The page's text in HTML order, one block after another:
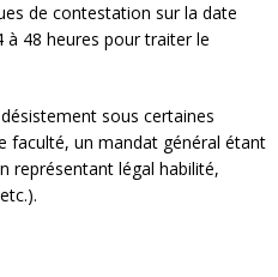
de contestation sur la date
à 48 heures pour traiter le
sous certaines
faculté, un mandat général étant
représentant légal habilité,